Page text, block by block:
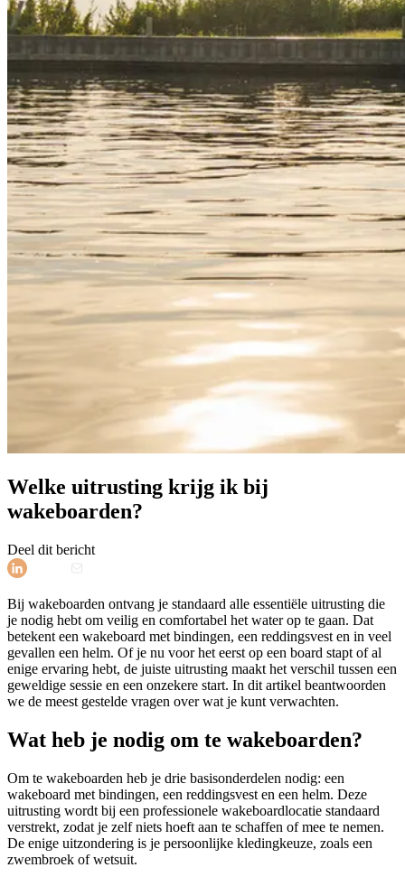
Welke uitrusting krijg ik bij
wakeboarden?
Deel dit bericht
Bij wakeboarden ontvang je standaard alle essentiële uitrusting die
je nodig hebt om veilig en comfortabel het water op te gaan. Dat
betekent een wakeboard met bindingen, een reddingsvest en in veel
gevallen een helm. Of je nu voor het eerst op een board stapt of al
enige ervaring hebt, de juiste uitrusting maakt het verschil tussen een
geweldige sessie en een onzekere start. In dit artikel beantwoorden
we de meest gestelde vragen over wat je kunt verwachten.
Wat heb je nodig om te wakeboarden?
Om te wakeboarden heb je drie basisonderdelen nodig: een
wakeboard met bindingen, een reddingsvest en een helm. Deze
uitrusting wordt bij een professionele wakeboardlocatie standaard
verstrekt, zodat je zelf niets hoeft aan te schaffen of mee te nemen.
De enige uitzondering is je persoonlijke kledingkeuze, zoals een
zwembroek of wetsuit.